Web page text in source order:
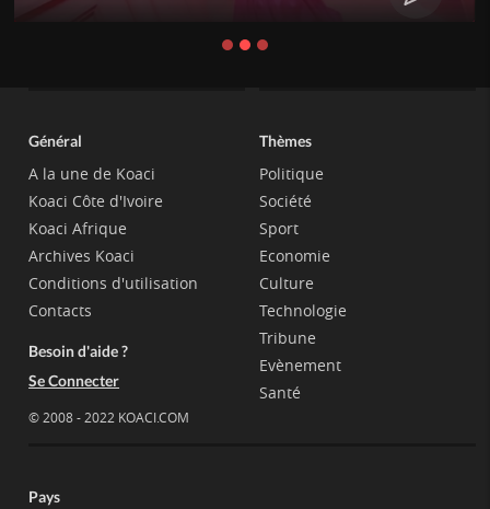
Général
A la une de Koaci
Koaci Côte d'Ivoire
Koaci Afrique
Archives Koaci
Conditions d'utilisation
Contacts
Besoin d'aide ?
Se Connecter
© 2008 - 2022 KOACI.COM
Thèmes
Politique
Société
Sport
Economie
Culture
Technologie
Tribune
Evènement
Santé
Pays